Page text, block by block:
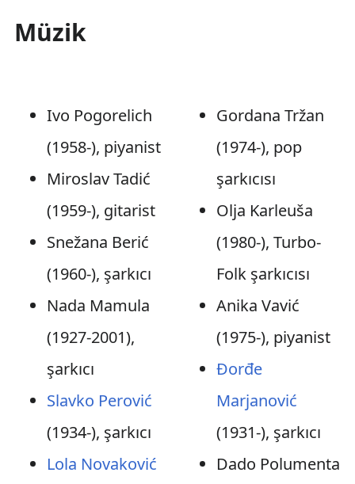
Müzik
Ivo Pogorelich
(1958-), piyanist
Miroslav Tadić
(1959-), gitarist
Snežana Berić
(1960-), şarkıcı
Nada Mamula
(1927-2001),
şarkıcı
Slavko Perović
(1934-), şarkıcı
Lola Novaković
Gordana Tržan
(1974-), pop
şarkıcısı
Olja Karleuša
(1980-), Turbo-
Folk şarkıcısı
Anika Vavić
(1975-), piyanist
Đorđe
Marjanović
(1931-), şarkıcı
Dado Polumenta